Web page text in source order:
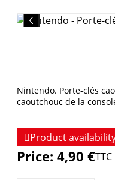
Nintendo. Porte-clés
caoutchouc de la
Price: 4,90 €TTC
Product